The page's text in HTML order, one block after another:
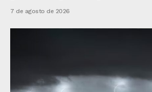
7 de agosto de 2026